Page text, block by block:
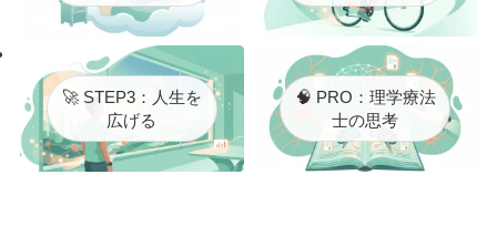
🚀 STEP3：人生を
広げる
🧠 PRO：理学療法
士の思考